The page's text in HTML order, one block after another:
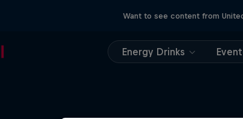
Want to see content from
Energy Drinks